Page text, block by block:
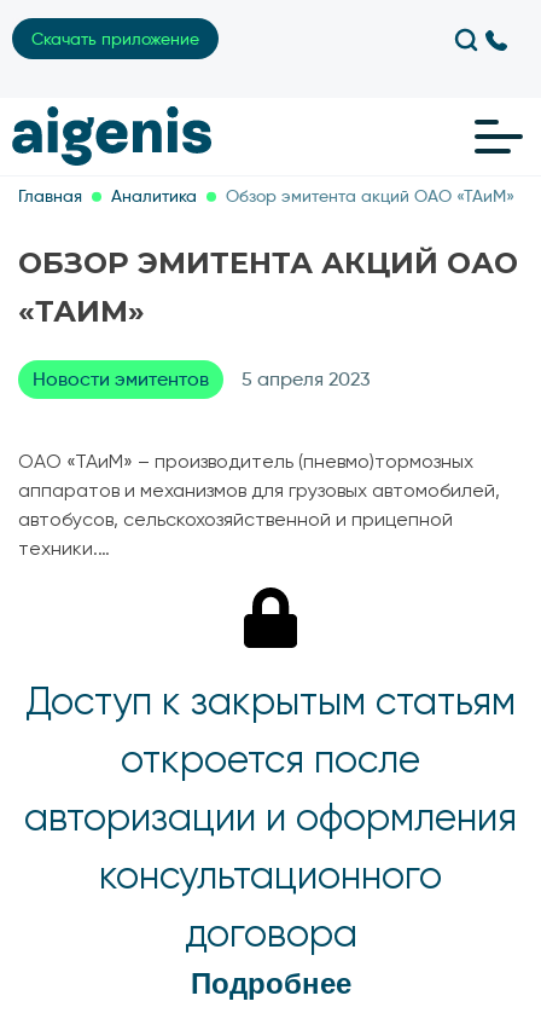
Скачать приложение
Главная Аналитика Обзор эмитента акций ОАО «ТАиМ»
ОБЗОР ЭМИТЕНТА АКЦИЙ ОАО
«ТАИМ»
Новости эмитентов 5 апреля 2023
ОАО «ТАиМ» – производитель (пневмо)тормозных
аппаратов и механизмов для грузовых автомобилей,
автобусов, сельскохозяйственной и прицепной
техники.…
Доступ к закрытым статьям
откроется после
авторизации и оформления
консультационного
договора
Подробнее